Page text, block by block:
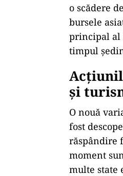
o scădere
bursele
principal al
timpul
şi
O nouă
fost
răspândire
moment
multe state